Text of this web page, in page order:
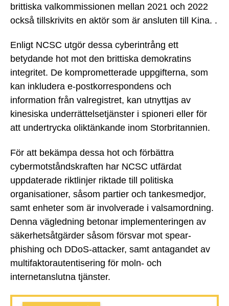
brittiska valkommissionen mellan 2021 och 2022
också tillskrivits en aktör som är ansluten till Kina. .
Enligt NCSC utgör dessa cyberintrång ett
betydande hot mot den brittiska demokratins
integritet. De komprometterade uppgifterna, som
kan inkludera e-postkorrespondens och
information från valregistret, kan utnyttjas av
kinesiska underrättelsetjänster i spioneri eller för
att undertrycka oliktänkande inom Storbritannien.
För att bekämpa dessa hot och förbättra
cybermotståndskraften har NCSC utfärdat
uppdaterade riktlinjer riktade till politiska
organisationer, såsom partier och tankesmedjor,
samt enheter som är involverade i valsamordning.
Denna vägledning betonar implementeringen av
säkerhetsåtgärder såsom försvar mot spear-
phishing och DDoS-attacker, samt antagandet av
multifaktorautentisering för moln- och
internetanslutna tjänster.